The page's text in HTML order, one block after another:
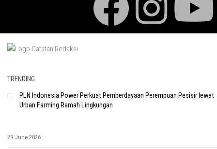
TRENDING
PLN Indonesia Power Perkuat Pemberdayaan Perempuan Pesisir lewat
Urban Farming Ramah Lingkungan
29 June 2026